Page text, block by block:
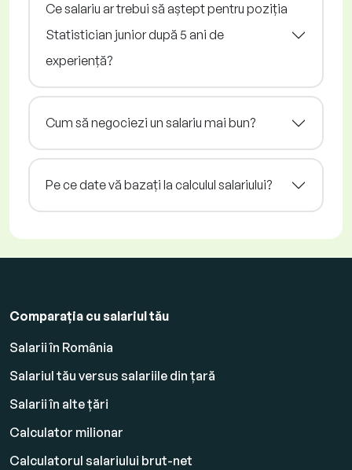
Ce salariu ar trebui să aștept pentru poziția
Statistician junior după 5 ani de
experiență?
Cum să negociezi un salariu mai bun?
Pe ce date vă bazați la calculul salariului?
Comparația cu salariul tău
Salarii în România
Salariul tău versus salariile din țară
Salarii în alte țări
Calculator milionar
Calculatorul salariului brut-net